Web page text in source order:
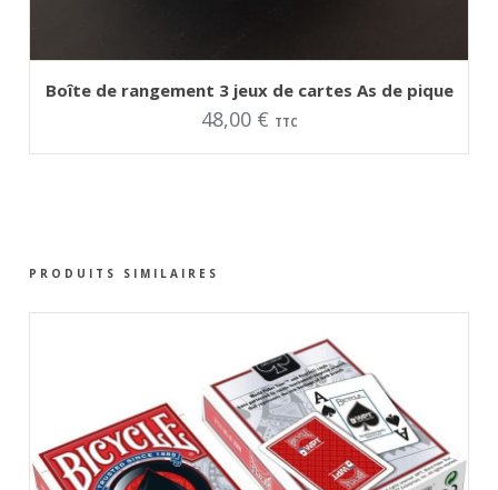
Boîte de rangement 3 jeux de cartes As de pique
48,00 € TTC
PRODUITS SIMILAIRES